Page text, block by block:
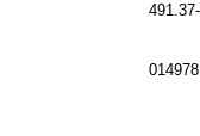
014978